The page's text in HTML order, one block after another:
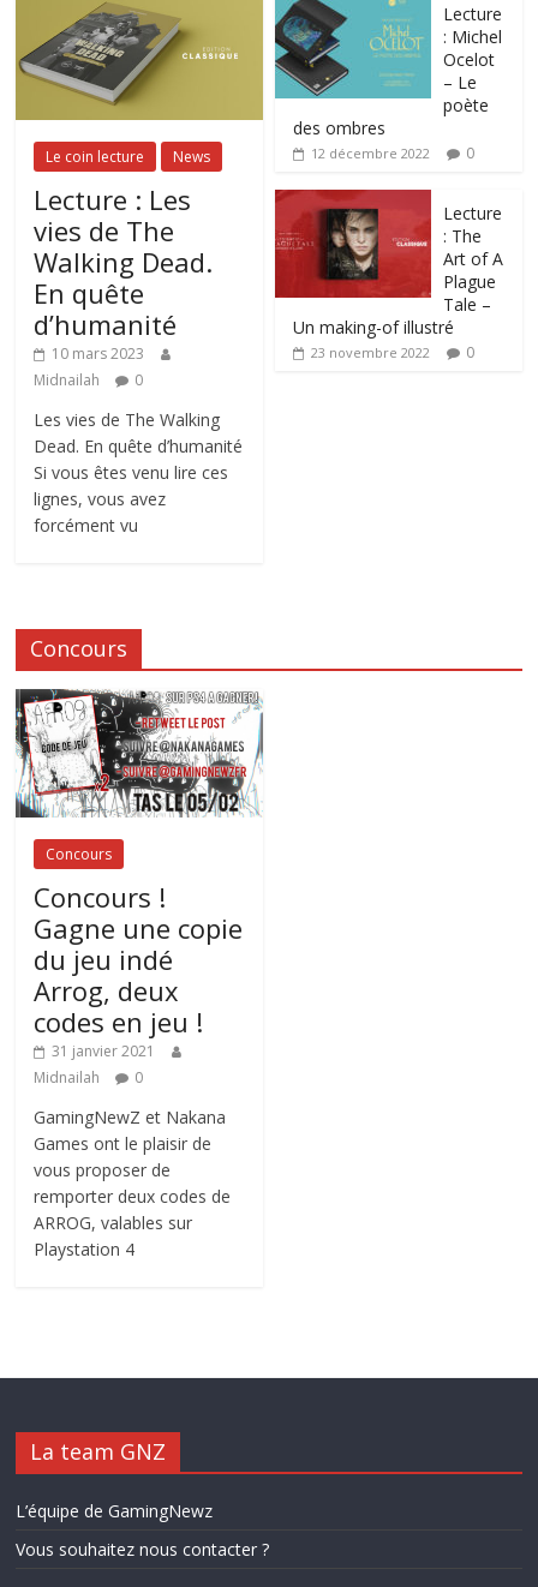
Le coin lecture News
Lecture : Les
vies de The
Walking Dead.
En quête
d’humanité
10 mars 2023
Midnailah
0
Les vies de The Walking
Dead. En quête d’humanité
Si vous êtes venu lire ces
lignes, vous avez
forcément vu
Lecture
: Michel
Ocelot
– Le
poète
des ombres
12 décembre 2022 0
Lecture
: The
Art of A
Plague
Tale –
Un making-of illustré
23 novembre 2022 0
Concours
Concours
Concours !
Gagne une copie
du jeu indé
Arrog, deux
codes en jeu !
31 janvier 2021
Midnailah
0
GamingNewZ et Nakana
Games ont le plaisir de
vous proposer de
remporter deux codes de
ARROG, valables sur
Playstation 4
La team GNZ
L’équipe de GamingNewz
Vous souhaitez nous contacter ?